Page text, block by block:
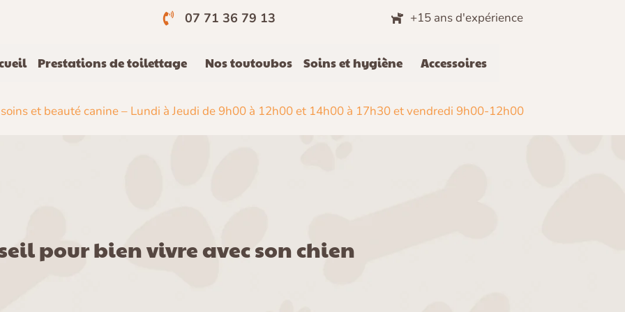
07 71 36 79 13 +15 ans d'expérience
Prestations de toilettage Nos toutoubos Soins et hygiène Accessoires
et beauté canine – Lundi à Jeudi de 9h00 à 12h00 et 14h00 à 17h30 et vendredi 9h00-12h00
pour bien vivre avec son chien